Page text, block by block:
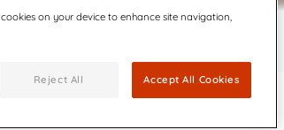
on your device to enhance site navigation,
Reject All Accept All Cookies